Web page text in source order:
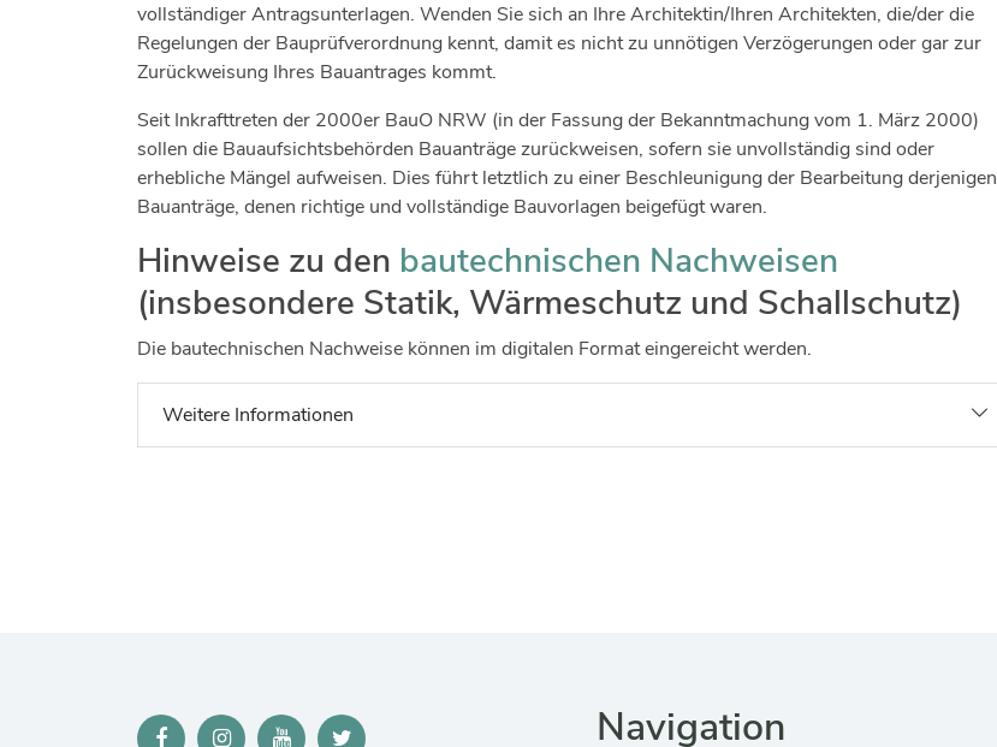
vollständiger Antragsunterlagen. Wenden Sie sich an Ihre Architektin/Ihren Architekten, die/der die
Regelungen der Bauprüfverordnung kennt, damit es nicht zu unnötigen Verzögerungen oder gar zur
Zurückweisung Ihres Bauantrages kommt.
Seit Inkrafttreten der 2000er BauO NRW (in der Fassung der Bekanntmachung vom 1. März 2000)
sollen die Bauaufsichtsbehörden Bauanträge zurückweisen, sofern sie unvollständig sind oder
erhebliche Mängel aufweisen. Dies führt letztlich zu einer Beschleunigung der Bearbeitung derjenigen
Bauanträge, denen richtige und vollständige Bauvorlagen beigefügt waren.
Hinweise zu den bautechnischen Nachweisen
(insbesondere Statik, Wärmeschutz und Schallschutz)
Die bautechnischen Nachweise können im digitalen Format eingereicht werden.
Weitere Informationen
Navigation